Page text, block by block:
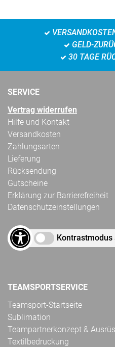
GELD-
30 TAGE
SERVICE
Vertrag widerrufen
Hilfe und Kontakt
Versandkosten
Zahlungsarten
Lieferung
Rücksendung
Gutscheine
Erklärung zur Barrierefreiheit
Datenschutzeinstellungen
Kontrastmodus
TEAMSPORTSERVICE
Teamsport-Startseite
Sublimation
Teampartnerkonzept &
Textilbedruckung